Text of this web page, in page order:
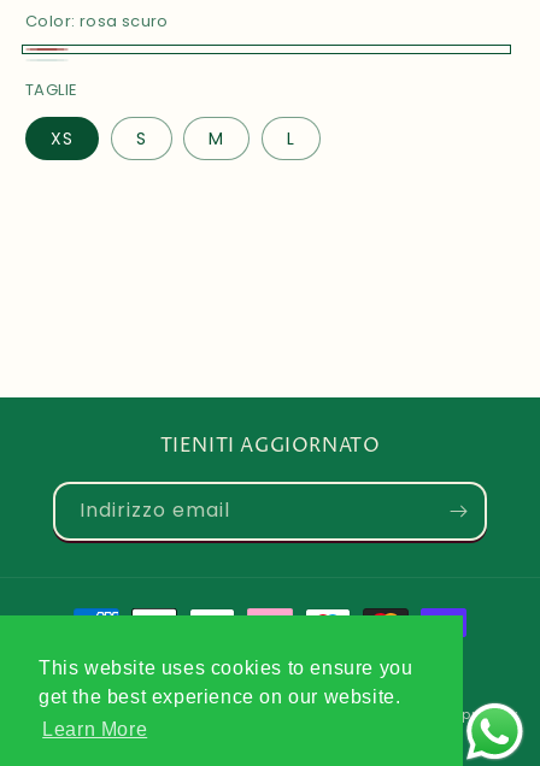
This website uses cookies to ensure you
get the best experience on our website.
Learn More
Color: rosa scuro
rosa
scuro
TAGLIE
XS S M L
TIENITI AGGIORNATO
Indirizzo email
Metodi
pagamento
© 2026, Powered by Shopify
Informativa sulla privacy